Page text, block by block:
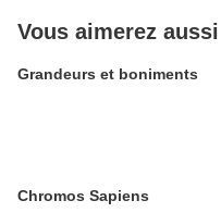
Vous aimerez aussi
Grandeurs et boniments
Chromos Sapiens